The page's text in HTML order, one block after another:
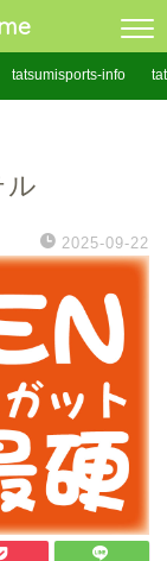
tatsumisports-info
ル
2025-09-22